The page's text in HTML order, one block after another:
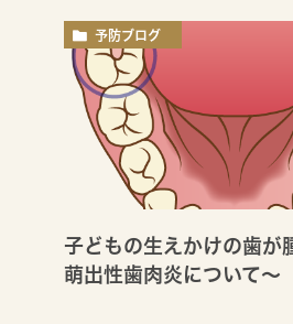
予防ブログ
子どもの生えかけの歯が
萌出性歯肉炎について～